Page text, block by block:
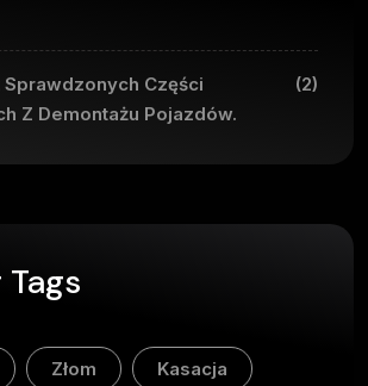
Części
Z Demontażu Pojazdów.
(2)
Złom Kasacja